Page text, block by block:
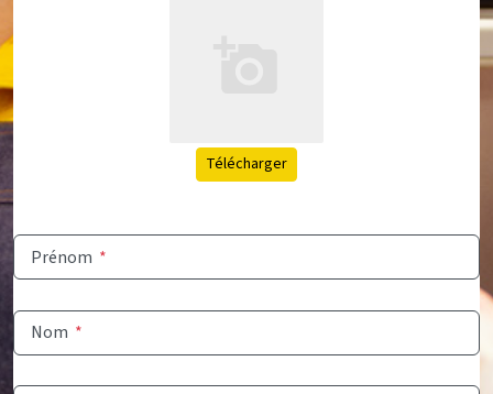
Télécharger
Prénom *
Nom *